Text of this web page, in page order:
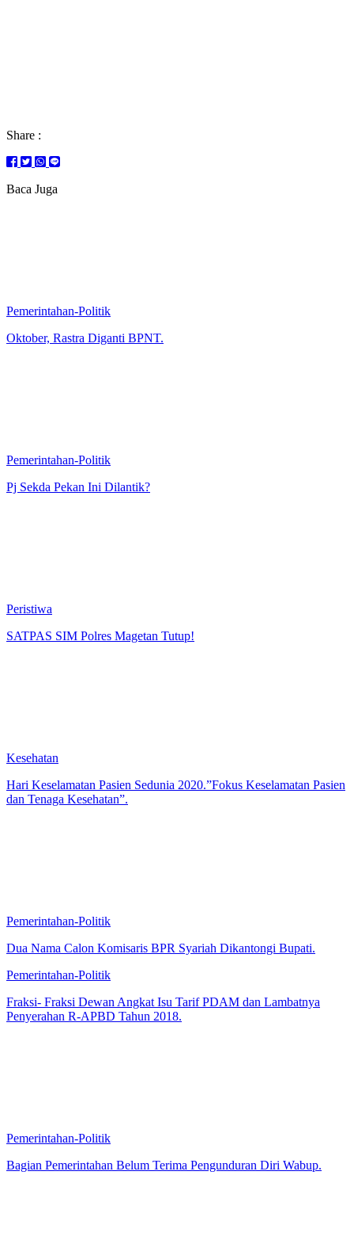
Share :
Baca Juga
Pemerintahan-Politik
Oktober, Rastra Diganti BPNT.
Pemerintahan-Politik
Pj Sekda Pekan Ini Dilantik?
Peristiwa
SATPAS SIM Polres Magetan Tutup!
Kesehatan
Hari Keselamatan Pasien Sedunia 2020.”Fokus Keselamatan Pasien
dan Tenaga Kesehatan”.
Pemerintahan-Politik
Dua Nama Calon Komisaris BPR Syariah Dikantongi Bupati.
Pemerintahan-Politik
Fraksi- Fraksi Dewan Angkat Isu Tarif PDAM dan Lambatnya
Penyerahan R-APBD Tahun 2018.
Pemerintahan-Politik
Bagian Pemerintahan Belum Terima Pengunduran Diri Wabup.